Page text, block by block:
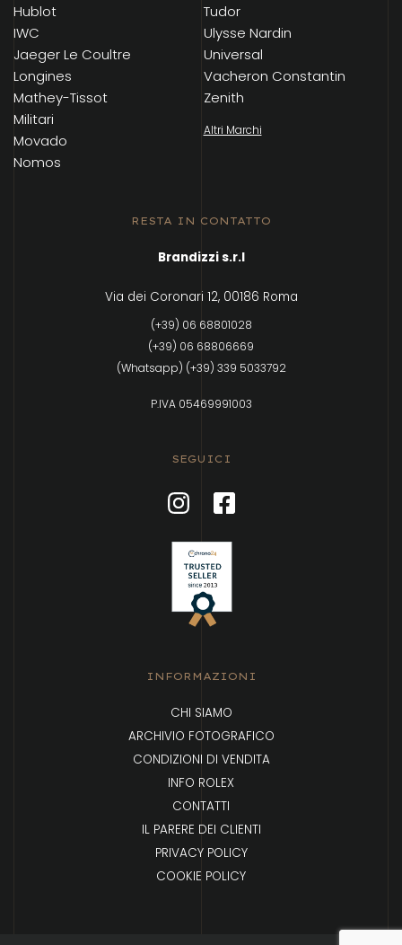
Hublot
IWC
Jaeger Le Coultre
Longines
Mathey-Tissot
Militari
Movado
Nomos
Tudor
Ulysse Nardin
Universal
Vacheron Constantin
Zenith
Altri Marchi
RESTA IN CONTATTO
Brandizzi s.r.l
Via dei Coronari 12, 00186 Roma
(+39) 06 68801028
(+39) 06 68806669
(Whatsapp) (+39) 339 5033792
P.IVA 05469991003
SEGUICI
INFORMAZIONI
CHI SIAMO
ARCHIVIO FOTOGRAFICO
CONDIZIONI DI VENDITA
INFO ROLEX
CONTATTI
IL PARERE DEI CLIENTI
PRIVACY POLICY
COOKIE POLICY